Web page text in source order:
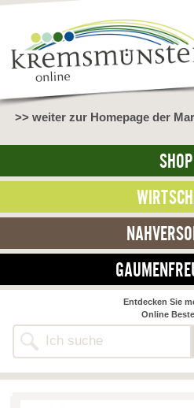
>> weiter zur Homepage der
SHOP
Entdecken Sie
Online
NAHVERSORGER
>> Bauernmarkt <<
Bäckerei-Konditorei-Café